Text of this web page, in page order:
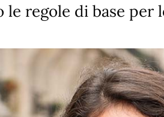
le regole di base